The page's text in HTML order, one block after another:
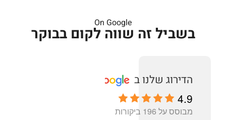
On Google
בשביל זה שווה לקום בבוקר
4.9
מבוסס על 196 ביקורות